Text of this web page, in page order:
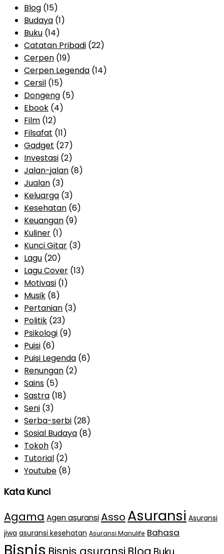
Blog (15)
Budaya (1)
Buku (14)
Catatan Pribadi (22)
Cerpen (19)
Cerpen Legenda (14)
Cersil (15)
Dongeng (5)
Ebook (4)
Film (12)
Filsafat (11)
Gadget (27)
Investasi (2)
Jalan-jalan (8)
Jualan (3)
Keluarga (3)
Kesehatan (6)
Keuangan (9)
Kuliner (1)
Kunci Gitar (3)
Lagu (20)
Lagu Cover (13)
Motivasi (1)
Musik (8)
Pertanian (3)
Politik (23)
Psikologi (9)
Puisi (6)
Puisi Legenda (6)
Renungan (2)
Sains (5)
Sastra (18)
Seni (3)
Serba-serbi (28)
Sosial Budaya (8)
Tokoh (3)
Tutorial (2)
Youtube (8)
Kata Kunci
Agama Agen asuransiAsso Asuransi Asuransi
jiwa asuransi kesehatan Asuransi Manulife Bahasa